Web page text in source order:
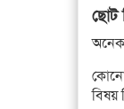
ছোট
অনেক
বিষয়